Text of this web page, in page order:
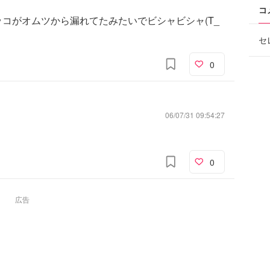
がオムツから漏れてたみたいでビシャビシャ(T_
0
06/07/31 09:54:27
0
広告
セ